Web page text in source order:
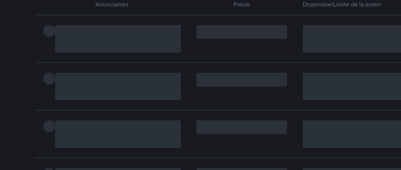
Anunciantes Precio Disponible/Límite de la orden